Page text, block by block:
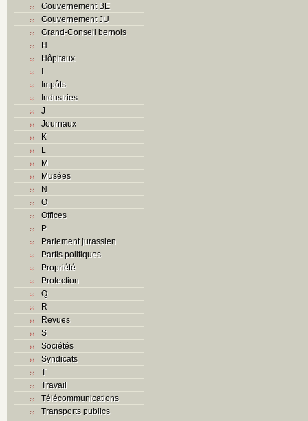
Gouvernement BE
Gouvernement JU
Grand-Conseil bernois
H
Hôpitaux
I
Impôts
Industries
J
Journaux
K
L
M
Musées
N
O
Offices
P
Parlement jurassien
Partis politiques
Propriété
Protection
Q
R
Revues
S
Sociétés
Syndicats
T
Travail
Télécommunications
Transports publics